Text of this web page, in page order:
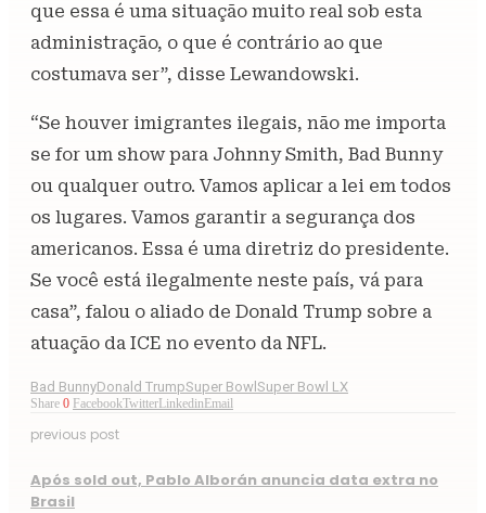
que essa é uma situação muito real sob esta
administração, o que é contrário ao que
costumava ser”, disse Lewandowski.
“Se houver imigrantes ilegais, não me importa
se for um show para Johnny Smith, Bad Bunny
ou qualquer outro. Vamos aplicar a lei em todos
os lugares. Vamos garantir a segurança dos
americanos. Essa é uma diretriz do presidente.
Se você está ilegalmente neste país, vá para
casa”, falou o aliado de Donald Trump sobre a
atuação da ICE no evento da NFL.
Bad BunnyDonald TrumpSuper Bowl Super Bowl LX
Share 0 FacebookTwitter Linkedin Email
previous post
Após sold out, Pablo Alborán anuncia data extra no
Brasil